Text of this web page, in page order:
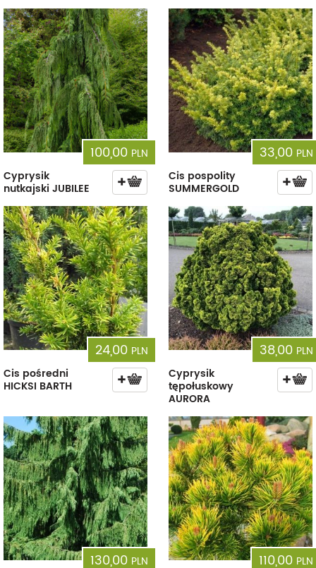
100,00 PLN
Cyprysik
nutkajski JUBILEE
33,00 PLN
Cis pospolity
SUMMERGOLD
24,00 PLN
Cis pośredni
HICKSI BARTH
38,00 PLN
Cyprysik
tępołuskowy
AURORA
130,00 PLN 110,00 PLN